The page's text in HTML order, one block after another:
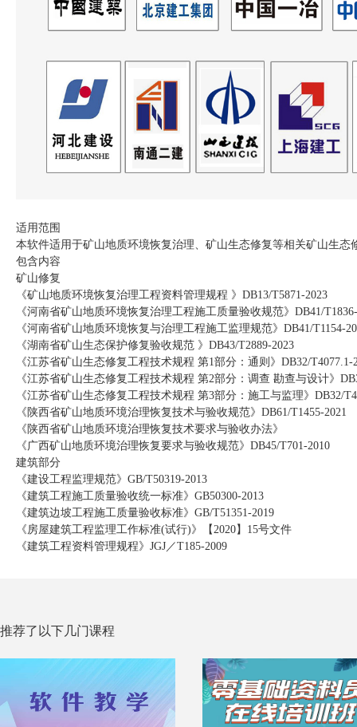
适用范围
本软件适用于矿山地质环境恢复治理、矿山生态修复等相关矿山生态
包含内容
矿山修复
《矿山地质环境恢复治理工程资料管理规程 》DB13/T5871-2023
《河南省矿山地质环境恢复治理工程施工质量验收规范》DB41/
《河南省矿山地质环境恢复与治理工程施工监理规范》DB41/T1154-
《湖南省矿山生态保护修复验收规范 》DB43/T2889-2023
《江苏省矿山生态修复工程技术规程 第1部分：通则》DB32/T4077.1-
《江苏省矿山生态修复工程技术规程 第2部分：调查 勘查与设计》
《江苏省矿山生态修复工程技术规程 第3部分：施工与监理》DB32/
《陕西省矿山地质环境治理恢复技术与验收规范》DB61/T1455-2021
《陕西省矿山地质环境治理恢复技术要求与验收办法》
《广西矿山地质环境治理恢复要求与验收规范》DB45/T701-2010
建筑部分
《建设工程监理规范》GB/T50319-2013
《建筑工程施工质量验收统一标准》GB50300-2013
《建筑边坡工程施工质量验收标准》GB/T51351-2019
《房屋建筑工程监理工作标准(试行)》【2020】15号文件
《建筑工程资料管理规程》JGJ／T185-2009
推荐了以下几门课程